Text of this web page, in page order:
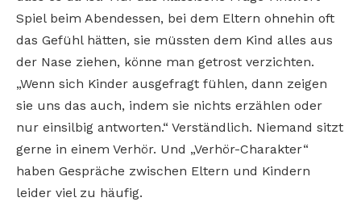
Spiel beim Abendessen, bei dem Eltern ohnehin oft
das Gefühl hätten, sie müssten dem Kind alles aus
der Nase ziehen, könne man getrost verzichten.
„Wenn sich Kinder ausgefragt fühlen, dann zeigen
sie uns das auch, indem sie nichts erzählen oder
nur einsilbig antworten.“ Verständlich. Niemand sitzt
gerne in einem Verhör. Und „Verhör-Charakter“
haben Gespräche zwischen Eltern und Kindern
leider viel zu häufig.